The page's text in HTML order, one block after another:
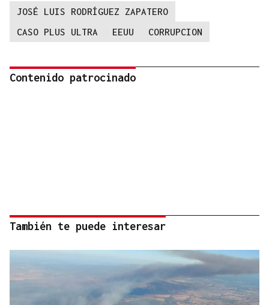
JOSÉ LUIS RODRÍGUEZ ZAPATERO
CASO PLUS ULTRA
EEUU CORRUPCION
Contenido patrocinado
También te puede interesar